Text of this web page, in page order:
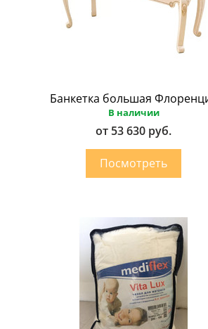
Банкетка большая
В наличии
от 53 630 руб.